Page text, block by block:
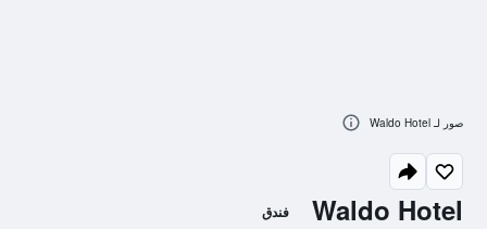
Waldo Hotel فندق
صور لـ Waldo Hotel